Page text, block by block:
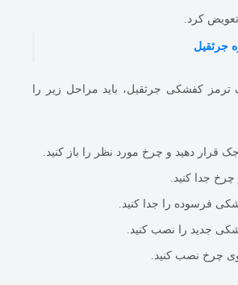
کرد.
جرثقیل
کفشکی جرثقیل، باید مراحل زیر را
قرار دهید و چرخ مورد نظر را باز کنید.
جدا کنید.
فرسوده را جدا کنید.
جدید را نصب کنید.
چرخ نصب کنید.